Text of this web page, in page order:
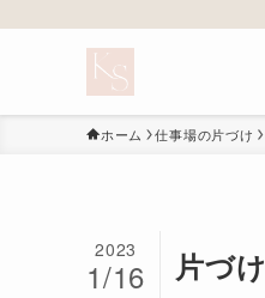
ホーム 仕事場の片づけ
片づ
2023
1/16